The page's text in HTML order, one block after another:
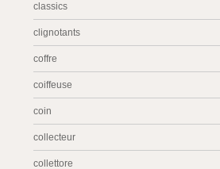
classics
clignotants
coffre
coiffeuse
coin
collecteur
collettore